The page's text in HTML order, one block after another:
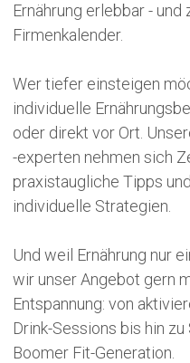
Ernährung erlebbar -
Firmenkalender.
Wer tiefer einsteigen
individuelle
oder direkt vor Ort.
-experten nehmen sich
praxistaugliche Tipps
individuelle Strategien.
Und weil Ernährung nur
wir unser Angebot gern
Entspannung: von
Drink-Sessions bis hin
Boomer Fit-Generation.